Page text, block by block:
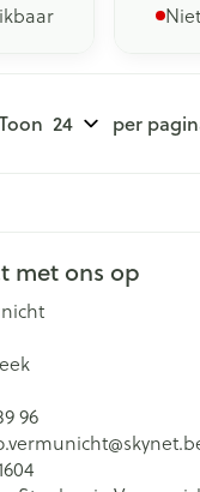
Toon per
met ons op
96